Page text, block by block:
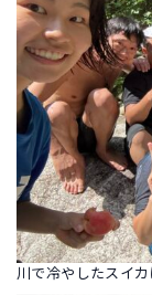
川で冷やしたスイ